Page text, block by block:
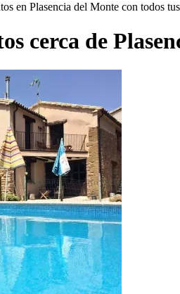
en Plasencia del Monte con todos
cerca de